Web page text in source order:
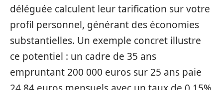
déléguée calculent leur tarification sur votre
profil personnel, générant des économies
substantielles. Un exemple concret illustre
ce potentiel : un cadre de 35 ans
empruntant 200 000 euros sur 25 ans paie